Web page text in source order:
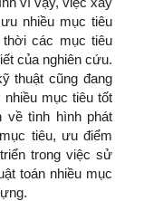
nhiều mục tiêu
các mục tiêu
của nghiên cứu.
thuật cũng đang
mục tiêu tốt
về tình hình phát
tiêu, ưu điểm
trong việc sử
toán nhiều mục